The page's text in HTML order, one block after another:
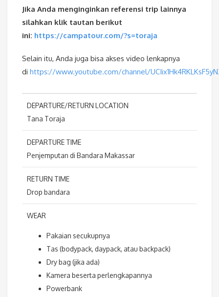
Jika Anda menginginkan referensi trip lainnya
silahkan klik tautan berikut
ini: https://campatour.com/?s=toraja
Selain itu, Anda juga bisa akses video lenkapnya
di https://www.youtube.com/channel/
DEPARTURE/RETURN LOCATION
Tana Toraja
DEPARTURE TIME
Penjemputan di Bandara Makassar
RETURN TIME
Drop bandara
WEAR
Pakaian secukupnya
Tas (bodypack, daypack, atau backpack)
Dry bag (jika ada)
Kamera beserta perlengkapannya
Powerbank